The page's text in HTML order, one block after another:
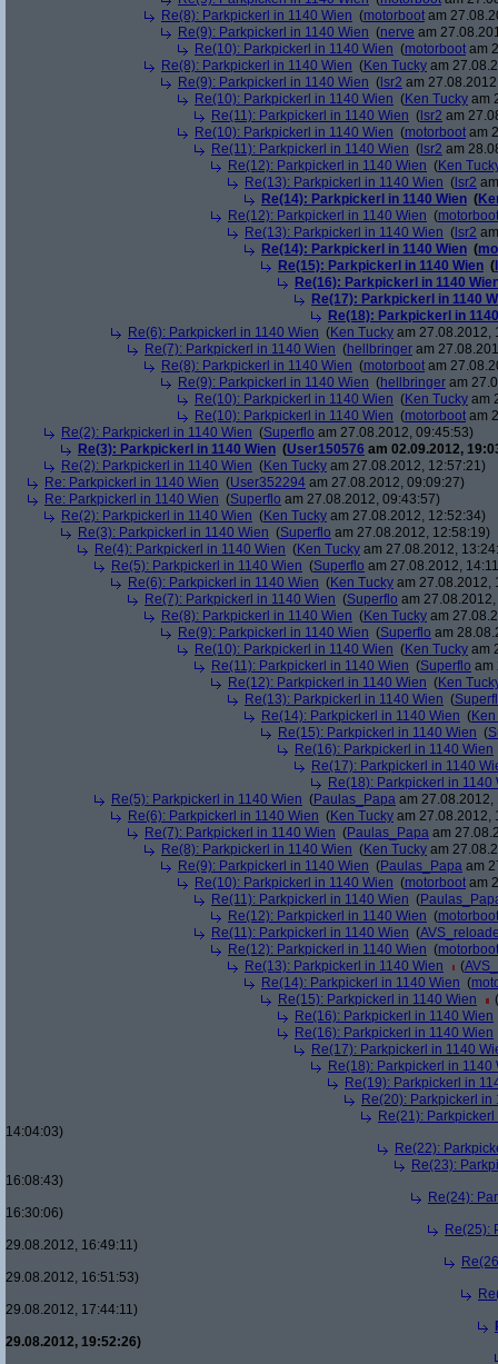
Re(8): Parkpickerl in 1140 Wien (motorboot am
Re(9): Parkpickerl in 1140 Wien (nerve am
Re(10): Parkpickerl in 1140 Wien (motorboot am
Re(8): Parkpickerl in 1140 Wien (Ken Tucky am
Re(9): Parkpickerl in 1140 Wien ( lsr2 am
Re(10): Parkpickerl in 1140 Wien (Ken Tucky am
Re(11): Parkpickerl in 1140 Wien ( lsr2 am
Re(10): Parkpickerl in 1140 Wien (motorboot am
Re(11): Parkpickerl in 1140 Wien ( lsr2 am
Re(12): Parkpickerl in 1140 Wien (Ken
Re(13): Parkpickerl in 1140 Wien ( lsr2
Re(14): Parkpickerl in 1140 Wien (
Re(12): Parkpickerl in 1140 Wien (motorboot
Re(13): Parkpickerl in 1140 Wien ( lsr2
Re(14): Parkpickerl in 1140 Wien (
Re(15): Parkpickerl in 1140 Wien (
Re(16): Parkpickerl in 1140
Re(17): Parkpickerl in 1140
Re(18): Parkpickerl in
Re(6): Parkpickerl in 1140 Wien (Ken Tucky am 27.08.2012,
Re(7): Parkpickerl in 1140 Wien (hellbringer am
Re(8): Parkpickerl in 1140 Wien (motorboot am
Re(9): Parkpickerl in 1140 Wien (hellbringer am
Re(10): Parkpickerl in 1140 Wien (Ken Tucky am
Re(10): Parkpickerl in 1140 Wien (motorboot am
Re(2): Parkpickerl in 1140 Wien (Superflo am 27.08.2012, 09:45:53)
Re(3): Parkpickerl in 1140 Wien (User150576 am 02.09.2012,
Re(2): Parkpickerl in 1140 Wien (Ken Tucky am 27.08.2012, 12:57:21)
Re: Parkpickerl in 1140 Wien (User352294 am 27.08.2012, 09:09:27)
Re: Parkpickerl in 1140 Wien (Superflo am 27.08.2012, 09:43:57)
Re(2): Parkpickerl in 1140 Wien (Ken Tucky am 27.08.2012, 12:52:34)
Re(3): Parkpickerl in 1140 Wien (Superflo am 27.08.2012, 12:58:19)
Re(4): Parkpickerl in 1140 Wien (Ken Tucky am 27.08.2012,
Re(5): Parkpickerl in 1140 Wien (Superflo am 27.08.2012,
Re(6): Parkpickerl in 1140 Wien (Ken Tucky am 27.08.2012,
Re(7): Parkpickerl in 1140 Wien (Superflo am
Re(8): Parkpickerl in 1140 Wien (Ken Tucky am
Re(9): Parkpickerl in 1140 Wien (Superflo am
Re(10): Parkpickerl in 1140 Wien (Ken Tucky am
Re(11): Parkpickerl in 1140 Wien (Superflo am
Re(12): Parkpickerl in 1140 Wien (Ken
Re(13): Parkpickerl in 1140 Wien (
Re(14): Parkpickerl in 1140 Wien (
Re(15): Parkpickerl in 1140 Wien (
Re(16): Parkpickerl in 1140 Wien
Re(17): Parkpickerl in 1140
Re(18): Parkpickerl in 1140
Re(5): Parkpickerl in 1140 Wien (Paulas_Papa am 27.08.2012,
Re(6): Parkpickerl in 1140 Wien (Ken Tucky am 27.08.2012,
Re(7): Parkpickerl in 1140 Wien (Paulas_Papa am
Re(8): Parkpickerl in 1140 Wien (Ken Tucky am
Re(9): Parkpickerl in 1140 Wien (Paulas_Papa am
Re(10): Parkpickerl in 1140 Wien (motorboot am
Re(11): Parkpickerl in 1140 Wien (
Re(12): Parkpickerl in 1140 Wien (motorboot
Re(11): Parkpickerl in 1140 Wien (
Re(12): Parkpickerl in 1140 Wien (motorboot
Re(13): Parkpickerl in 1140 Wien
(
Re(14): Parkpickerl in 1140 Wien (
Re(15): Parkpickerl in 1140 Wien
(
Re(16): Parkpickerl in 1140 Wien
Re(16): Parkpickerl in 1140 Wien
Re(17): Parkpickerl in 1140
Re(18): Parkpickerl in 1140
Re(19): Parkpickerl in
Re(20): Parkpickerl in
Re(21):
14:04:03)
Re(22):
Re(23):
16:08:43)
Re(24):
16:30:06)
Re(25):
29.08.2012, 16:49:11)
29.08.2012, 16:51:53)
29.08.2012, 17:44:11)
29.08.2012, 19:52:26)